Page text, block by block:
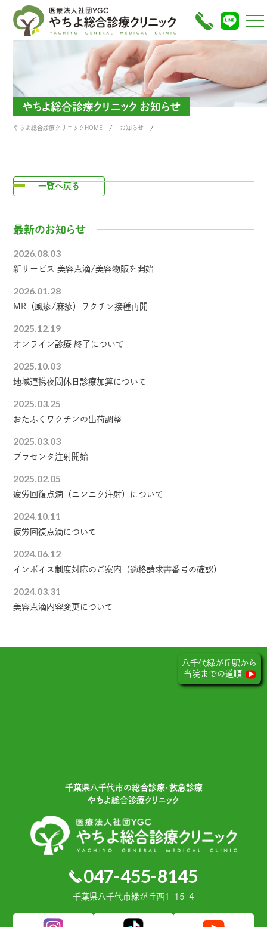
やちよ総合診療クリニック お知らせ
やちよ総合診療クリニックHOME お知らせ
一覧へ戻る
最新のお知らせ
2026.08.03
新サービス 美容点滴/美容物販を開始
2026.01.28
MR（風疹/麻疹）ワクチン接種再開
2025.12.19
オンライン診療 終了について
2025.10.03
地域連携夜間休日診療加算について
2025.03.25
おたふくワクチンの出荷調整
2025.03.03
プラセンタ注射開始
2025.02.05
疲労回復点滴（ニンニク注射）について
2024.10.11
疲労回復点滴について
2024.06.12
インボイス制度対応のご案内（適格請求書番号の確認）
2024.03.31
美容点滴内容変更について
八千代緑が丘駅から
当院までの道順
千葉県⼋千代市の総合診療・救急診療
やちよ総合診療クリニック
047-455-8145
千葉県⼋千代市緑が丘⻄1-15-4